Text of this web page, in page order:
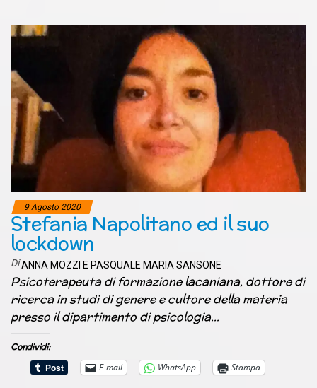
9 Agosto 2020
Stefania Napolitano ed il suo
lockdown
DiANNA MOZZI E PASQUALE MARIA SANSONE
Psicoterapeuta di formazione lacaniana, dottore di
ricerca in studi di genere e cultore della materia
presso il dipartimento di psicologia…
Condividi:
E-mail
WhatsApp Stampa